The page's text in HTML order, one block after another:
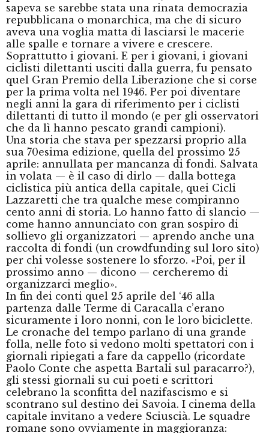
sapeva se sarebbe stata una rinata democrazia
repubblicana o monarchica, ma che di sicuro
aveva una voglia matta di lasciarsi le macerie
alle spalle e tornare a vivere e crescere.
Soprattutto i giovani. E per i giovani, i giovani
ciclisti dilettanti usciti dalla guerra, fu pensato
quel Gran Premio della Liberazione che si corse
per la prima volta nel 1946. Per poi diventare
negli anni la gara di riferimento per i ciclisti
dilettanti di tutto il mondo (e per gli osservatori
che da lì hanno pescato grandi campioni).
Una storia che stava per spezzarsi proprio alla
sua 70esima edizione, quella del prossimo 25
aprile: annullata per mancanza di fondi. Salvata
in volata — è il caso di dirlo — dalla bottega
ciclistica più antica della capitale, quei Cicli
Lazzaretti che tra qualche mese compiranno
cento anni di storia. Lo hanno fatto di slancio —
come hanno annunciato con gran sospiro di
sollievo gli organizzatori — aprendo anche una
raccolta di fondi (un crowdfunding sul loro sito)
per chi volesse sostenere lo sforzo. «Poi, per il
prossimo anno — dicono — cercheremo di
organizzarci meglio».
In fin dei conti quel 25 aprile del ‘46 alla
partenza dalle Terme di Caracalla c’erano
sicuramente i loro nonni, con le loro biciclette.
Le cronache del tempo parlano di una grande
folla, nelle foto si vedono molti spettatori con i
giornali ripiegati a fare da cappello (ricordate
Paolo Conte che aspetta Bartali sul paracarro?),
gli stessi giornali su cui poeti e scrittori
celebrano la sconfitta del nazifascismo e si
scontrano sul destino dei Savoia. I cinema della
capitale invitano a vedere Sciuscià. Le squadre
romane sono ovviamente in maggioranza: